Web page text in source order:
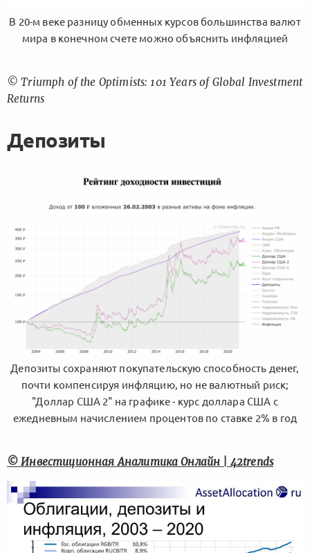
В 20-м веке разницу обменных курсов большинства валют
мира в конечном счете можно объяснить инфляцией
© Triumph of the Optimists: 101 Years of Global Investment
Returns
Депозиты
Депозиты сохраняют покупательскую способность денег,
почти компенсируя инфляцию, но не валютный риск;
"Доллар США 2" на графике - курс доллара США с
ежедневным начислением процентов по ставке 2% в год
© Инвестиционная Аналитика Онлайн | 42trends